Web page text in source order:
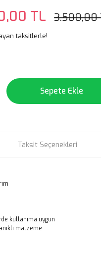
TL 3.500,00
taksitlerle!
Sepete Ekle
Taksit Seçenekleri
kullanıma uygun
malzeme